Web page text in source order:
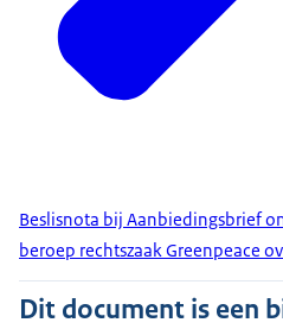
Beslisnota bij Aanbiedingsbrief
beroep rechtszaak Greenpeace
Dit document is een